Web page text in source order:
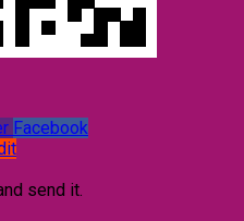
Facebook
send it.